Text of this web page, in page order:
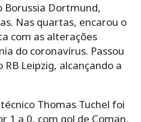
Borussia Dortmund,
Nas quartas, encarou o
com as alterações
do coronavírus. Passou
Leipzig, alcançando a
Thomas Tuchel foi
1 a 0, com gol de Coman,